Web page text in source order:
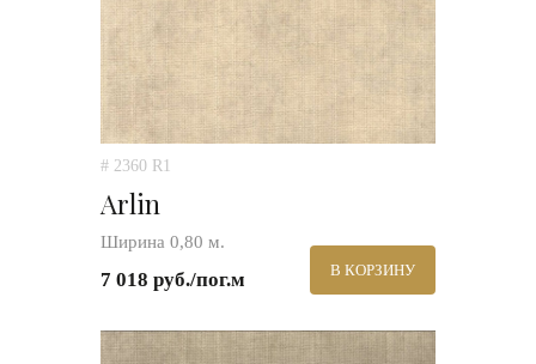
# 2360 R1
Arlin
Ширина 0,80 м.
7 018 руб./пог.м В КОРЗИНУ